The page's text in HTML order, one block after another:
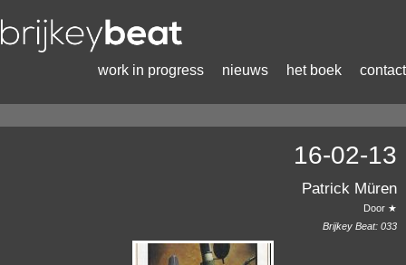
contact
het boek
nieuws
work in progress
16-02-13
Patrick Müren
Door ★
Brijkey Beat: 033